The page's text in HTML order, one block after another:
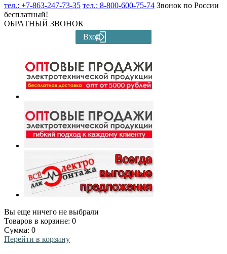
тел.: +7-863-247-73-35 тел.: 8-800-600-75-74 Звонок по России
бесплатный!
ОБРАТНЫЙ ЗВОНОК
Вход
Вы еще ничего не выбрали
Товаров в корзине: 0
Сумма: 0
Перейти в корзину